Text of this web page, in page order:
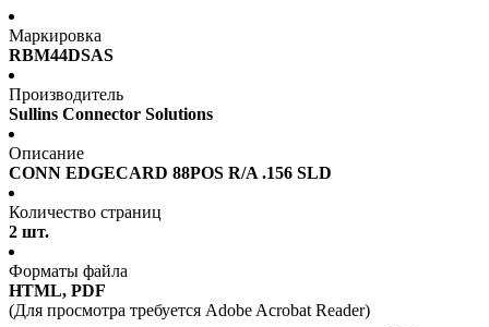
Маркировка
RBM44DSAS
Производитель
Sullins Connector Solutions
Описание
CONN EDGECARD 88POS R/A .156 SLD
Количество страниц
2 шт.
Форматы файла
HTML, PDF
(Для просмотра требуется Adobe Acrobat Reader)